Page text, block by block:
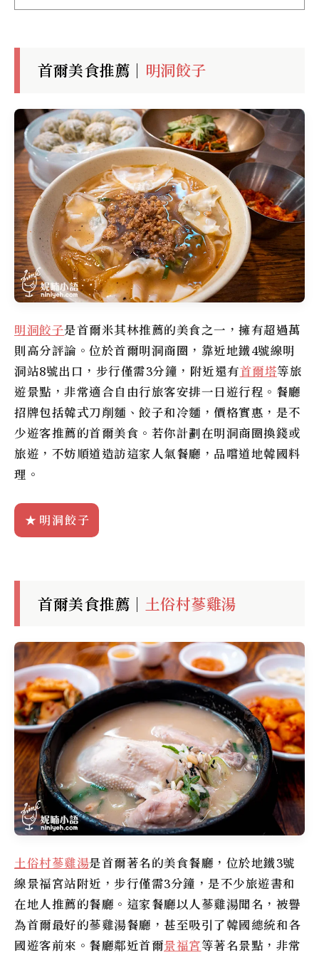
首爾美食推薦｜ 明洞餃子
明洞餃子是首爾米其林推薦的美食之一，擁有超過萬
則高分評論。位於首爾明洞商圈，靠近地鐵4號線明
洞站8號出口，步行僅需3分鐘，附近還有首爾塔等旅
遊景點，非常適合自由行旅客安排一日遊行程。餐廳
招牌包括韓式刀削麵、餃子和冷麵，價格實惠，是不
少遊客推薦的首爾美食。若你計劃在明洞商圈換錢或
旅遊，不妨順道造訪這家人氣餐廳，品嚐道地韓國料
理。
明洞餃子
首爾美食推薦｜ 土俗村蔘雞湯
土俗村蔘雞湯是首爾著名的美食餐廳，位於地鐵3號
線景福宮站附近，步行僅需3分鐘，是不少旅遊書和
在地人推薦的餐廳。這家餐廳以人蔘雞湯聞名，被譽
為首爾最好的蔘雞湯餐廳，甚至吸引了韓國總統和各
國遊客前來。餐廳鄰近首爾景福宮等著名景點，非常